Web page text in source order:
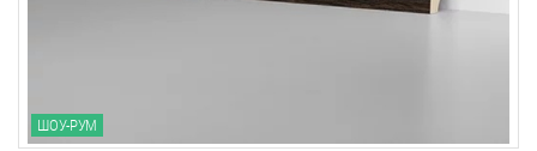
ШОУ-РУМ